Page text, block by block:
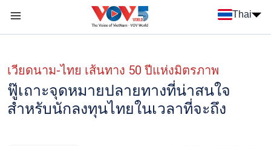
Thai
เวียดนาม-ไทย เส้นทาง 50 ปีแห่งมิตรภาพ
ฟู๊เถาะจุดหมายปลายทางที่น่าสนใจ
สำหรับนักลงทุนไทยในเวลาที่จะถึง